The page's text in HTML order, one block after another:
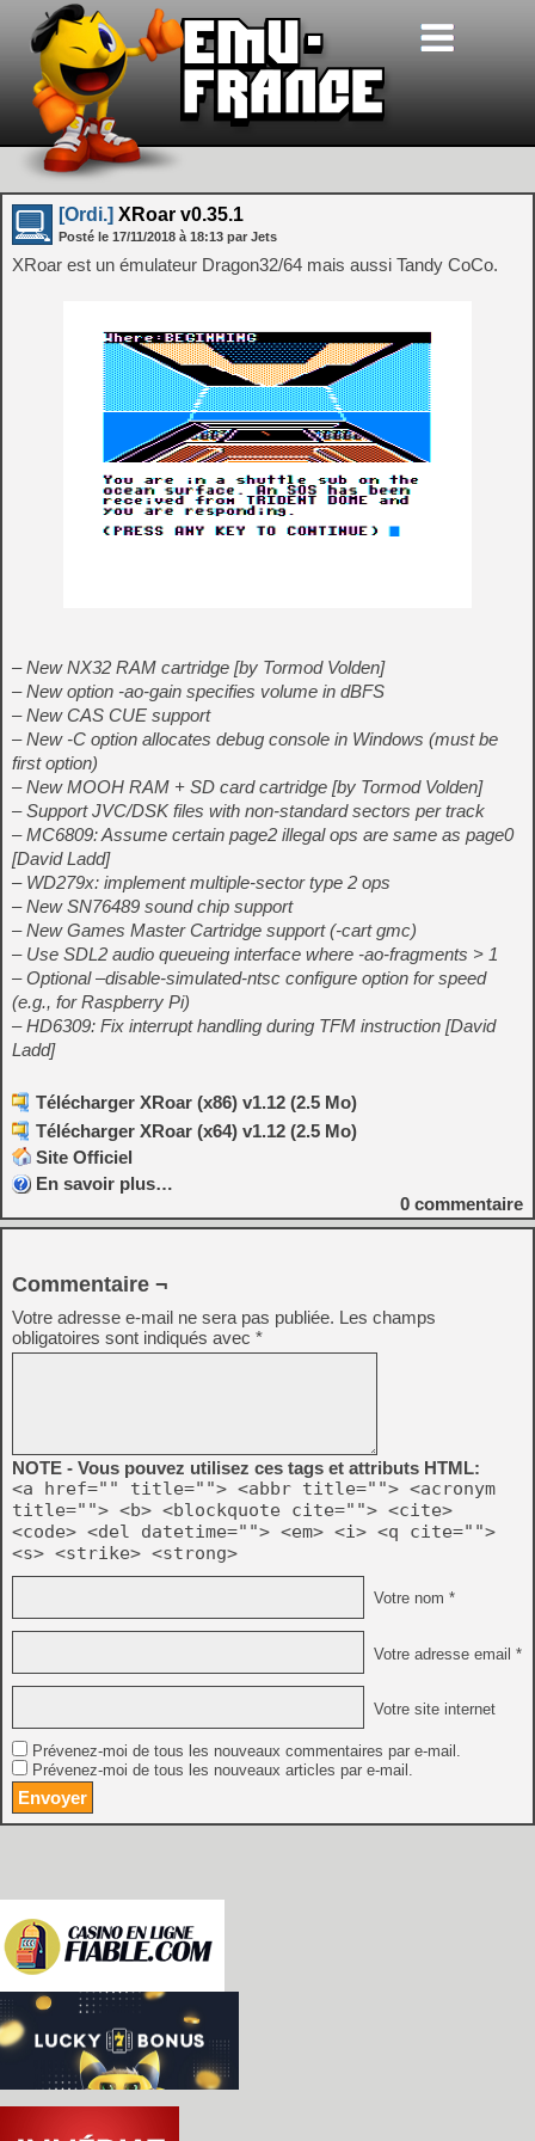
[Ordi.] XRoar v0.35.1
Posté le 17/11/2018 à 18:13 par Jets
XRoar est un émulateur Dragon32/64 mais aussi Tandy CoCo.
– New NX32 RAM cartridge [by Tormod Volden]
– New option -ao-gain specifies volume in dBFS
– New CAS CUE support
– New -C option allocates debug console in Windows (must be
first option)
– New MOOH RAM + SD card cartridge [by Tormod Volden]
– Support JVC/DSK files with non-standard sectors per track
– MC6809: Assume certain page2 illegal ops are same as page0
[David Ladd]
– WD279x: implement multiple-sector type 2 ops
– New SN76489 sound chip support
– New Games Master Cartridge support (-cart gmc)
– Use SDL2 audio queueing interface where -ao-fragments > 1
– Optional –disable-simulated-ntsc configure option for speed
(e.g., for Raspberry Pi)
– HD6309: Fix interrupt handling during TFM instruction [David
Ladd]
Télécharger XRoar (x86) v1.12 (2.5 Mo)
Télécharger XRoar (x64) v1.12 (2.5 Mo)
Site Officiel
En savoir plus…
0 commentaire
Commentaire ¬
Votre adresse e-mail ne sera pas publiée. Les champs
obligatoires sont indiqués avec *
NOTE - Vous pouvez utilisez ces tags et attributs HTML:
<a href="" title=""> <abbr title=""> <acronym
title=""> <b> <blockquote cite=""> <cite>
<code> <del datetime=""> <em> <i> <q cite="">
<s> <strike> <strong>
Votre nom *
Votre adresse email *
Votre site internet
Prévenez-moi de tous les nouveaux commentaires par e-mail.
Prévenez-moi de tous les nouveaux articles par e-mail.